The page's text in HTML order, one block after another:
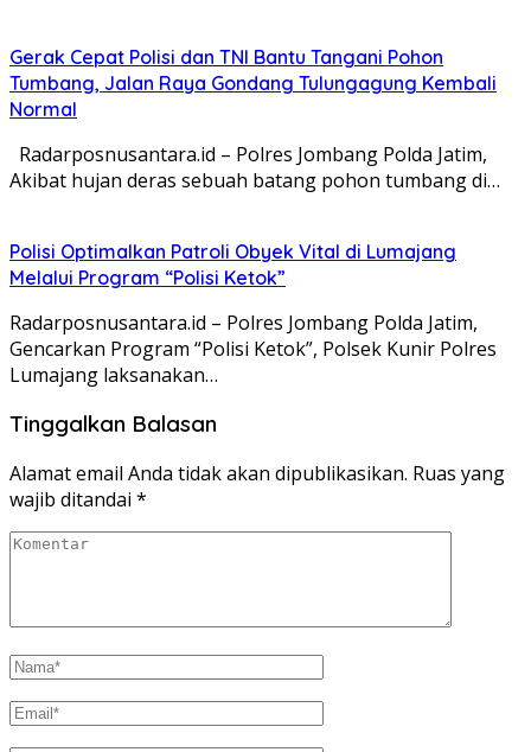
Gerak Cepat Polisi dan TNI Bantu Tangani Pohon
Tumbang, Jalan Raya Gondang Tulungagung Kembali
Normal
Radarposnusantara.id – Polres Jombang Polda Jatim,
Akibat hujan deras sebuah batang pohon tumbang di…
Polisi Optimalkan Patroli Obyek Vital di Lumajang
Melalui Program “Polisi Ketok”
Radarposnusantara.id – Polres Jombang Polda Jatim,
Gencarkan Program “Polisi Ketok”, Polsek Kunir Polres
Lumajang laksanakan…
Tinggalkan Balasan
Alamat email Anda tidak akan dipublikasikan. Ruas yang
wajib ditandai *